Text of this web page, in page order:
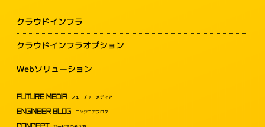
クラウドインフラ
クラウドインフラオプション
Webソリューション
FUTURE MEDIA フューチャーメディア
ENGINEER BLOG エンジニアブログ
CONCEPT